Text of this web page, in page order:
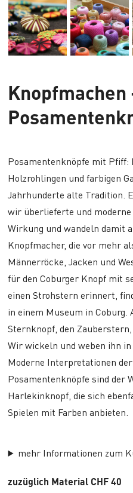
Knopfmachen
Posamentenknöpfe mit Pfiff:
Holzrohlingen und farbigen
Jahrhunderte alte Tradition.
wir überlieferte und
Wirkung und wandeln damit
Knopfmacher, die vor mehr
Männerröcke, Jacken und
für den Coburger Knopf mit
einen Strohstern erinnert,
in einem Museum in Coburg.
Sternknopf, den
Wir wickeln und weben ihn in
Moderne Interpretationen
Posamentenknöpfe sind der
Harlekinknopf, die sich
Spielen mit Farben anbieten.
mehr Informationen zum
zuzüglich Material CHF 40